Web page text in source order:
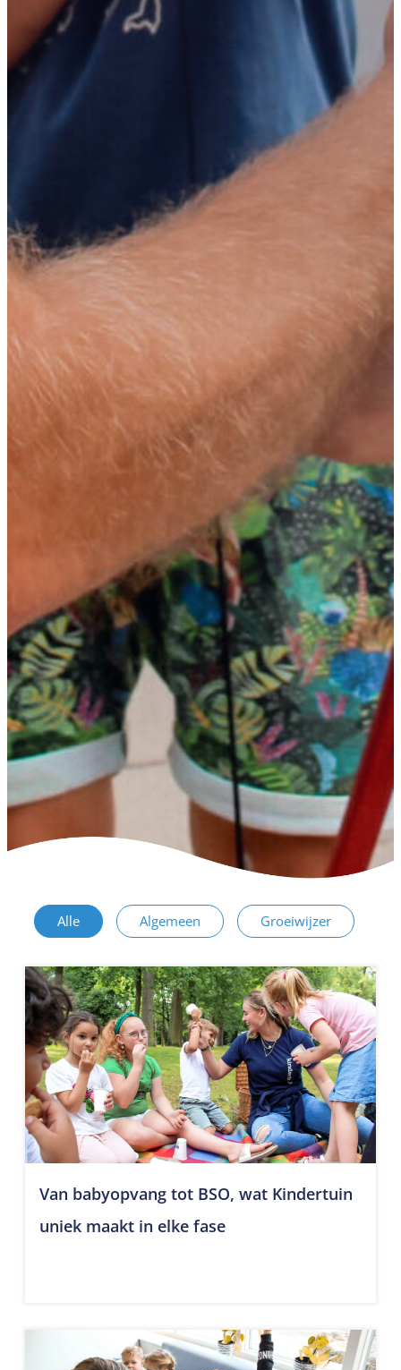
Alle Algemeen Groeiwijzer
Van babyopvang tot BSO, wat Kindertuin
uniek maakt in elke fase